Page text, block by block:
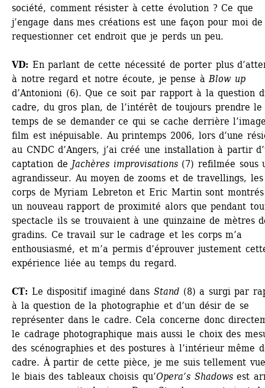
société, comment résister à cette évolution ? Ce que
j’engage dans mes créations est une façon pour moi de
requestionner cet endroit que je perds un peu.
VD: En parlant de cette nécessité de porter plus
à notre regard et notre écoute, je pense à Blow up
d’Antonioni (6). Que ce soit par rapport à la question
cadre, du gros plan, de l’intérêt de toujours prendre le
temps de se demander ce qui se cache derrière
film est inépuisable. Au printemps 2006, lors d’une
au CNDC d’Angers, j’ai créé une installation à partir
captation de Jachères improvisations (7) refilmée sous
agrandisseur. Au moyen de zooms et de travellings, les
corps de Myriam Lebreton et Eric Martin sont montrés
un nouveau rapport de proximité alors que pendant
spectacle ils se trouvaient à une quinzaine de mètres
gradins. Ce travail sur le cadrage et les corps m’a
enthousiasmé, et m’a permis d’éprouver justement
expérience liée au temps du regard.
CT: Le dispositif imaginé dans Stand (8) a surgi par
à la question de la photographie et d’un désir de se
représenter dans le cadre. Cela concerne donc
le cadrage photographique mais aussi le choix des
des scénographies et des postures à l’intérieur même
cadre. À partir de cette pièce, je me suis tellement
le biais des tableaux choisis qu’Opera’s Shadowsest